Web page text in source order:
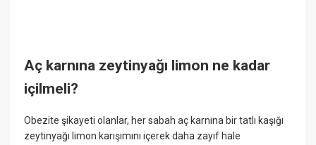
Aç karnına zeytinyağı limon ne kadar
içilmeli?
Obezite şikayeti olanlar, her sabah aç karnına bir tatlı kaşığı
zeytinyağı limon karışımını içerek daha zayıf hale